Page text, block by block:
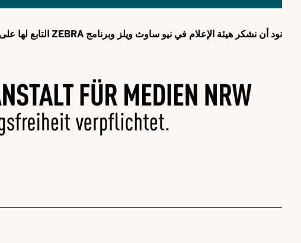
نود أن نشكر هيئة الإعلام في نيو ساوث ويلز وبرنامج ZEBRA التابع لها على دعمهم لهذه المساهمة.